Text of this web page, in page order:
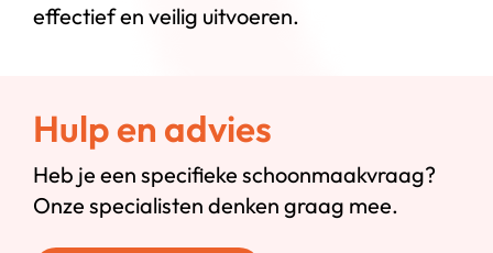
effectief en veilig uitvoeren.
Hulp en advies
Heb je een specifieke schoonmaakvraag?
Onze specialisten denken graag mee.